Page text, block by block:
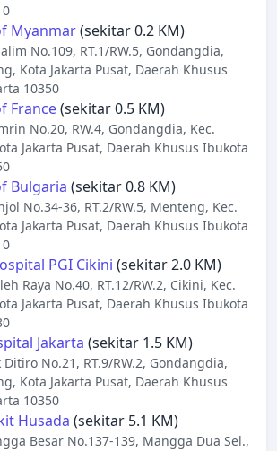
Myanmar(sekitar 0.2 KM)
No.109, RT.1/RW.5, Gondangdia,
Kota Jakarta Pusat, Daerah Khusus
10350
France(sekitar 0.5 KM)
No.20, RW.4, Gondangdia, Kec.
Jakarta Pusat, Daerah Khusus Ibukota
Bulgaria (sekitar 0.8 KM)
No.34-36, RT.2/RW.5, Menteng, Kec.
Jakarta Pusat, Daerah Khusus Ibukota
PGI Cikini (sekitar 2.0 KM)
Raya No.40, RT.12/RW.2, Cikini, Kec.
Jakarta Pusat, Daerah Khusus Ibukota
Jakarta (sekitar 1.5 KM)
Ditiro No.21, RT.9/RW.2, Gondangdia,
Kota Jakarta Pusat, Daerah Khusus
10350
Husada (sekitar 5.1 KM)
Besar No.137-139, Mangga Dua Sel.,